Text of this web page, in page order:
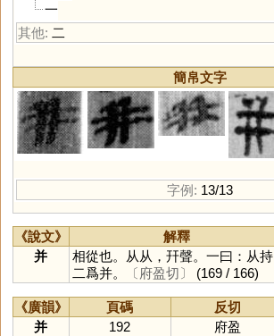
一
其他: 二
簡帛文字
字例: 13/13
《說文》 解釋
并
相從也。从从，幵聲。一曰：从持
二爲并。
〔府盈切〕 (169 / 166)
《廣韻》 頁碼 反切
并
192
府盈